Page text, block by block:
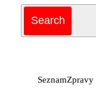
يمكن استخدام برنامج SeznamZpravy Downloader لتحويل وتنزيل الفيديو أو الموسيقى من SeznamZpravy